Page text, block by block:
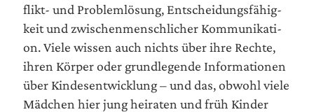
flikt- und Pro­blem­lö­sung, Ent­schei­dungs­fä­hig­
keit und zwi­schen­mensch­li­cher Kom­mu­ni­ka­ti­
on. Vie­le wis­sen auch nichts über ihre Rech­te,
ihren Kör­per oder grund­le­gen­de Infor­ma­tio­nen
über Kin­des­ent­wick­lung – und das, obwohl vie­le
Mäd­chen hier jung hei­ra­ten und früh Kin­der